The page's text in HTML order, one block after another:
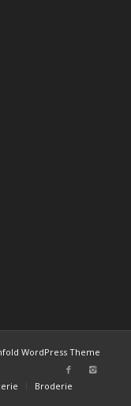
WordPress Theme
Broderie